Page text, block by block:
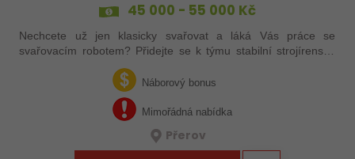
45 000 - 55 000 Kč
Nechcete už jen klasicky svařovat a láká Vás práce se
svařovacím robotem? Přidejte se k týmu stabilní strojírenské
společnosti v Hranicích a využijte své zkušenosti se
svařováním v moderní výrobě.…
Náborový bonus
Mimořádná nabídka
Přerov